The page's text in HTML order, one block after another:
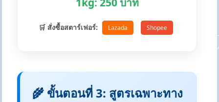
🛒 สั่งซื้อสตาร์เฟอร์: Lazada Shopee
🌾 ขั้นตอนที่ 3: สูตรเฉพาะทาง